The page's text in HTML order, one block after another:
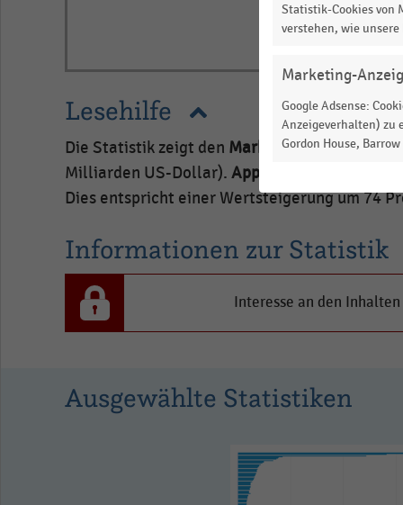
of
chart
Lesehilfe
Die Statistik zeigt den Markenwert der
Milliarden US-Dollar). Apple
Dies entspricht einer Wertsteigerung um 74
Informationen zur Statistik
Interesse an den
Ausgewählte Statistiken
Statistik-Cookies von
verstehen, wie
Marketing-
Google Adsense:
Anzeigeverhalten) zu
Gordon House,